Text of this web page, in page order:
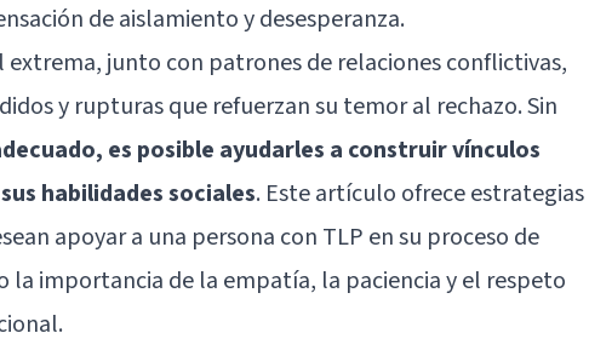
de aislamiento y desesperanza.
extrema, junto con patrones de relaciones conflictivas,
y rupturas que refuerzan su temor al rechazo. Sin
es posible ayudarles a construir vínculos
habilidades sociales. Este artículo ofrece estrategias
apoyar a una persona con TLP en su proceso de
la importancia de la empatía, la paciencia y el respeto